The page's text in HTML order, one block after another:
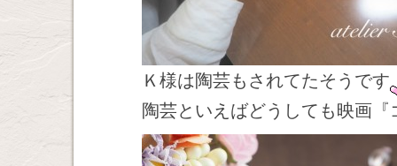
Ｋ様は陶芸もされてたそうです
陶芸といえばどうしても映画